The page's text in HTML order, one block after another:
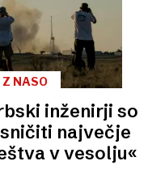
NASO
inženirji so
največje
v vesolju«